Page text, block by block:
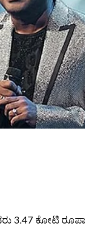
ಕೋಟಿ